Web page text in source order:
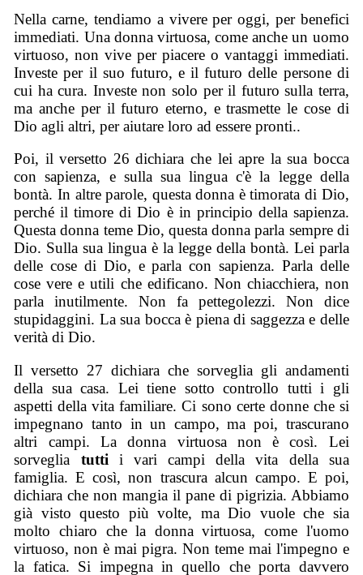
Nella carne, tendiamo a vivere per oggi, per benefici
immediati. Una donna virtuosa, come anche un uomo
virtuoso, non vive per piacere o vantaggi immediati.
Investe per il suo futuro, e il futuro delle persone di
cui ha cura. Investe non solo per il futuro sulla terra,
ma anche per il futuro eterno, e trasmette le cose di
Dio agli altri, per aiutare loro ad essere pronti..
Poi, il versetto 26 dichiara che lei apre la sua bocca
con sapienza, e sulla sua lingua c'è la legge della
bontà. In altre parole, questa donna è timorata di Dio,
perché il timore di Dio è in principio della sapienza.
Questa donna teme Dio, questa donna parla sempre di
Dio. Sulla sua lingua è la legge della bontà. Lei parla
delle cose di Dio, e parla con sapienza. Parla delle
cose vere e utili che edificano. Non chiacchiera, non
parla inutilmente. Non fa pettegolezzi. Non dice
stupidaggini. La sua bocca è piena di saggezza e delle
verità di Dio.
Il versetto 27 dichiara che sorveglia gli andamenti
della sua casa. Lei tiene sotto controllo tutti i gli
aspetti della vita familiare. Ci sono certe donne che si
impegnano tanto in un campo, ma poi, trascurano
altri campi. La donna virtuosa non è così. Lei
sorveglia tutti i vari campi della vita della sua
famiglia. E così, non trascura alcun campo. E poi,
dichiara che non mangia il pane di pigrizia. Abbiamo
già visto questo più volte, ma Dio vuole che sia
molto chiaro che la donna virtuosa, come l'uomo
virtuoso, non è mai pigra. Non teme mai l'impegno e
la fatica. Si impegna in quello che porta davvero